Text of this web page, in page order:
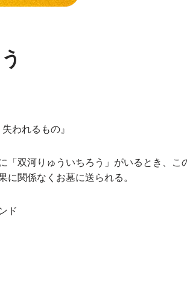
われるもの』
「双河りゅういちろう」がいるとき、
に関係なくお墓に送られる。
ド